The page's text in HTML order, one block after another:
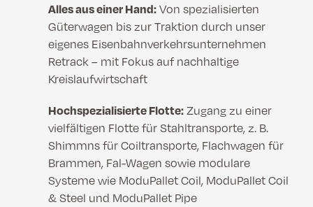
Alles aus einer Hand:Von spezialisierten
Güterwagen bis zur Traktion durch unser
eigenes Eisenbahnverkehrsunternehmen
Retrack – mit Fokus auf nachhaltige
Kreislaufwirtschaft
Hochspezialisierte Flotte:Zugang zu einer
vielfältigen Flotte für Stahltransporte, z. B.
Shimmns für Coiltransporte, Flachwagen für
Brammen, Fal-Wagen sowie modulare
Systeme wie ModuPallet Coil, ModuPallet Coil
& Steel und ModuPallet Pipe